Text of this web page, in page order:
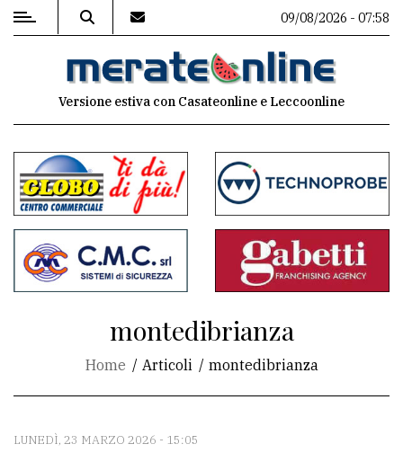
MENU
commenti
Contenuti
del
sito
CONTATTI
09/08/2026 - 07:58
Versione estiva con Casateonline e Leccoonline
montedibrianza
Home Articoli montedibrianza
LUNEDÌ, 23 MARZO 2026 - 15:05